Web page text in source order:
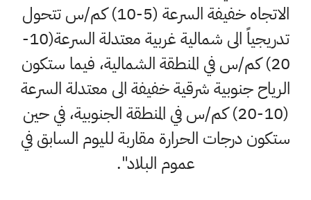
الاتجاه خفيفة السرعة (5-10) كم/س تتحول
تدريجياً الى شمالية غربية معتدلة السرعة(10-
20) كم/س في المنطقة الشمالية، فيما ستكون
الرياح جنوبية شرقية خفيفة الى معتدلة السرعة
(10-20) كم/س في المنطقة الجنوبية، في حين
ستكون درجات الحرارة مقاربة لليوم السابق في
عموم البلاد".